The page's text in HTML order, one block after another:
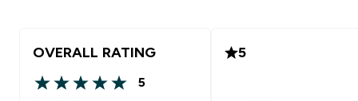
OVERALL RATING
5 out of 5 stars
5
5